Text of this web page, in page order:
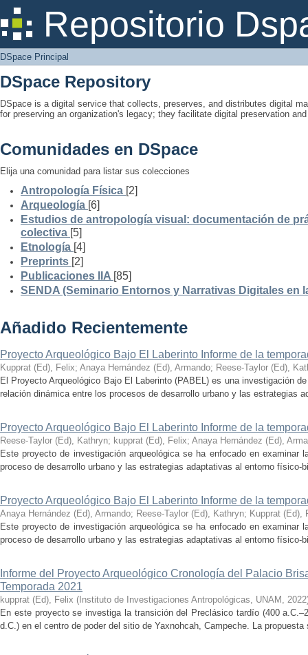
Repositorio
DSpace Principal
DSpace Principal
DSpace Repository
DSpace is a digital service that collects, preserves, and distributes digital
for preserving an organization's legacy; they facilitate digital preservation
Comunidades en DSpace
Elija una comunidad para listar sus colecciones
Antropología Física [2]
Arqueología [6]
Estudios de antropología visual: documentación de
colectiva [5]
Etnología [4]
Preprints [2]
Publicaciones IIA [85]
SENDA (Seminario Entornos y Narrativas Digitales en
Añadido Recientemente
Proyecto Arqueológico Bajo El Laberinto Informe de la
Kupprat (Ed), Felix; Anaya Hernández (Ed), Armando; Reese-Taylor (Ed),
El Proyecto Arqueológico Bajo El Laberinto (PABEL) es una investigación
relación dinámica entre los procesos de desarrollo urbano y las estrategias
Proyecto Arqueológico Bajo El Laberinto Informe de la
Reese-Taylor (Ed), Kathryn; kupprat (Ed), Felix; Anaya Hernández (Ed),
Este proyecto de investigación arqueológica se ha enfocado en examinar
proceso de desarrollo urbano y las estrategias adaptativas al entorno físico-
Proyecto Arqueológico Bajo El Laberinto Informe de la
Anaya Hernández (Ed), Armando; Reese-Taylor (Ed), Kathryn; Kupprat (Ed),
Este proyecto de investigación arqueológica se ha enfocado en examinar
proceso de desarrollo urbano y las estrategias adaptativas al entorno físico-
Informe del Proyecto Arqueológico Cronología del Palacio
Temporada 2021
kupprat (Ed), Felix ( Instituto de Investigaciones Antropológicas, UNAM , 2022
En este proyecto se investiga la transición del Preclásico tardío (400
d.C.) en el centro de poder del sitio de Yaxnohcah, Campeche. La